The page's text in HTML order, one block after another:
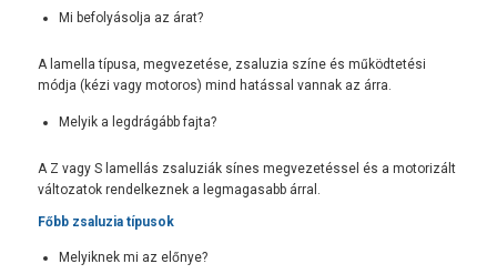
Mi befolyásolja az árat?
A lamella típusa, megvezetése, zsaluzia színe és működtetési
módja (kézi vagy motoros) mind hatással vannak az árra.
Melyik a legdrágább fajta?
A Z vagy S lamellás zsaluziák sínes megvezetéssel és a motorizált
változatok rendelkeznek a legmagasabb árral.
Főbb zsaluzia típusok
Melyiknek mi az előnye?